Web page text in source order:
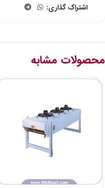
اشتراک گذاری:
محصولات مشابه